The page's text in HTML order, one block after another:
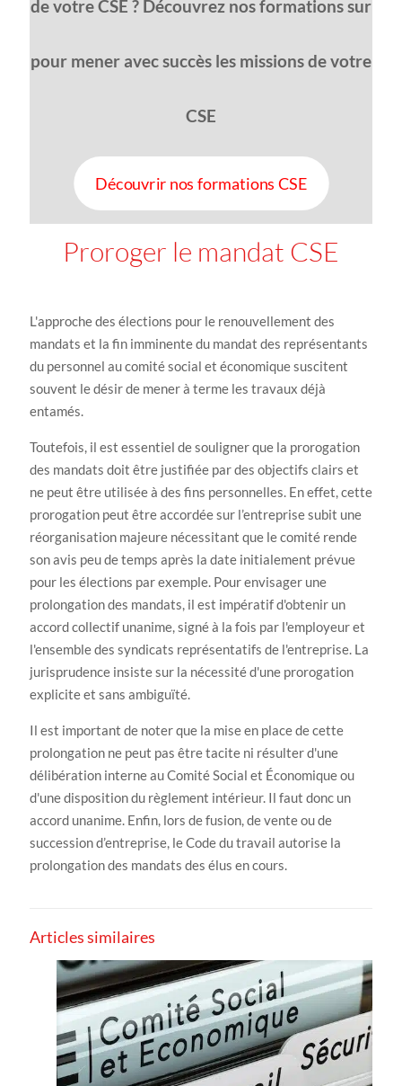
de votre CSE ? Découvrez nos formations sur
pour mener avec succès les missions de votre
CSE
Découvrir nos formations CSE
Proroger le mandat CSE
L'approche des élections pour le renouvellement des
mandats et la fin imminente du mandat des représentants
du personnel au comité social et économique suscitent
souvent le désir de mener à terme les travaux déjà
entamés.
Toutefois, il est essentiel de souligner que la prorogation
des mandats doit être justifiée par des objectifs clairs et
ne peut être utilisée à des fins personnelles. En effet, cette
prorogation peut être accordée sur l’entreprise subit une
réorganisation majeure nécessitant que le comité rende
son avis peu de temps après la date initialement prévue
pour les élections par exemple. Pour envisager une
prolongation des mandats, il est impératif d'obtenir un
accord collectif unanime, signé à la fois par l'employeur et
l'ensemble des syndicats représentatifs de l'entreprise. La
jurisprudence insiste sur la nécessité d'une prorogation
explicite et sans ambiguïté.
Il est important de noter que la mise en place de cette
prolongation ne peut pas être tacite ni résulter d'une
délibération interne au Comité Social et Économique ou
d'une disposition du règlement intérieur. Il faut donc un
accord unanime. Enfin, lors de fusion, de vente ou de
succession d’entreprise, le Code du travail autorise la
prolongation des mandats des élus en cours.
Articles similaires